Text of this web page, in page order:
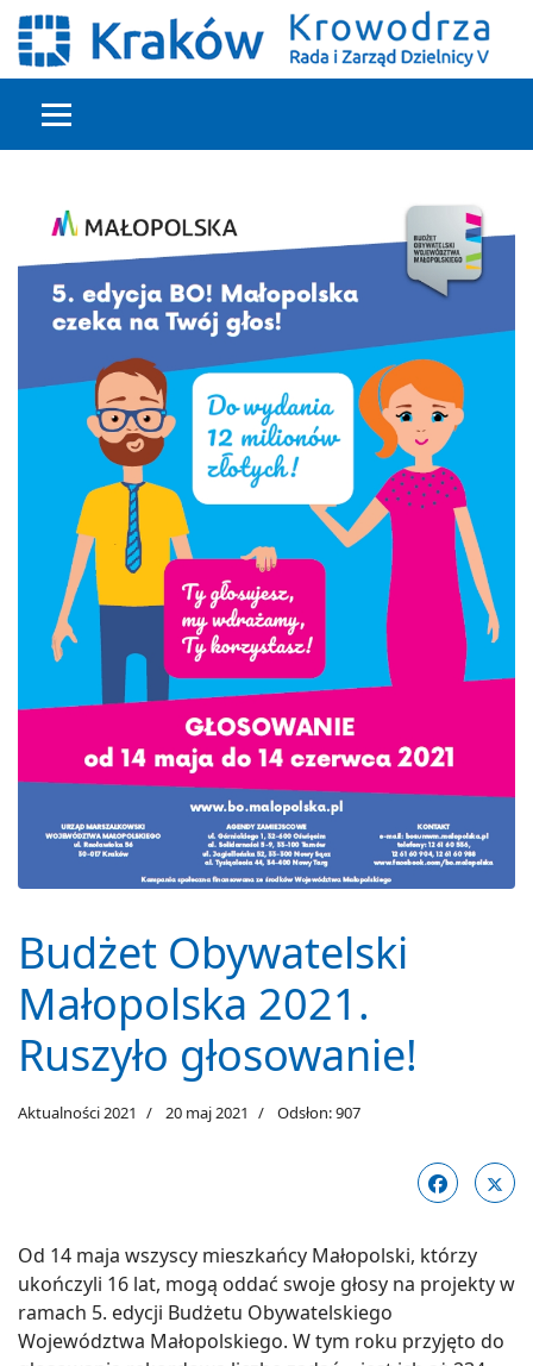
Głowna treść
Budżet Obywatelski
Małopolska 2021.
Ruszyło głosowanie!
Aktualności 2021 20 maj 2021 Odsłon: 907
Od 14 maja wszyscy mieszkańcy Małopolski, którzy
ukończyli 16 lat, mogą oddać swoje głosy na projekty w
ramach 5. edycji Budżetu Obywatelskiego
Województwa Małopolskiego. W tym roku przyjęto do